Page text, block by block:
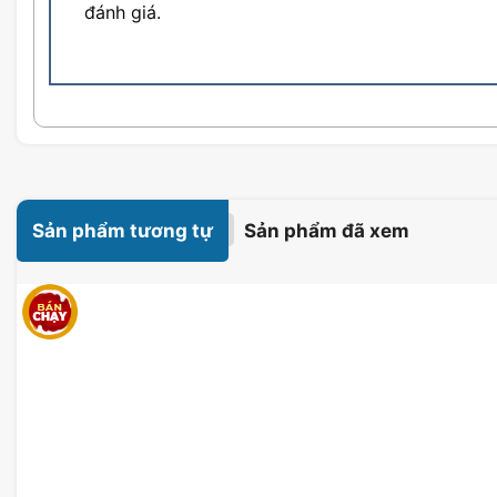
đánh giá.
Sản phẩm tương tự Sản phẩm đã xem